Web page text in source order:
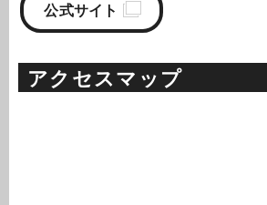
公式サイト
アクセスマップ